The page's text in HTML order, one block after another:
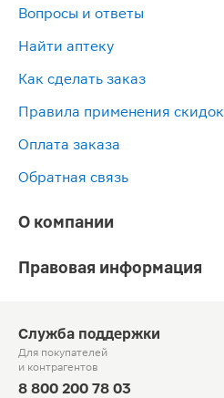
Вопросы и ответы
Найти аптеку
Как сделать заказ
Правила применения скидок
Оплата заказа
Обратная связь
О компании
Правовая информация
Служба поддержки
Для покупателей
и контрагентов
8 800 200 78 03